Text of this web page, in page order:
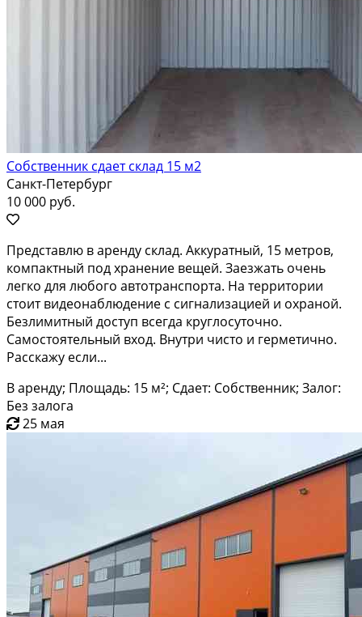
Собственник сдает склад 15 м2
Санкт-Петербург
10 000 руб.
Представлю в аренду склад. Аккуратный, 15 метров,
компактный под хранение вещей. Заезжать очень
легко для любого автотранспорта. На территории
стоит видеонаблюдение с сигнализацией и охраной.
Безлимитный доступ всегда круглосуточно.
Самостоятельный вход. Внутри чисто и герметично.
Расскажу если...
В аренду; Площадь: 15 м²; Сдает: Собственник; Залог:
Без залога
25 мая